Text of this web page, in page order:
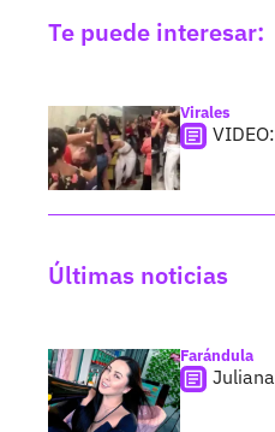
Te puede interesar:
Virales
Últimas noticias
Farándula